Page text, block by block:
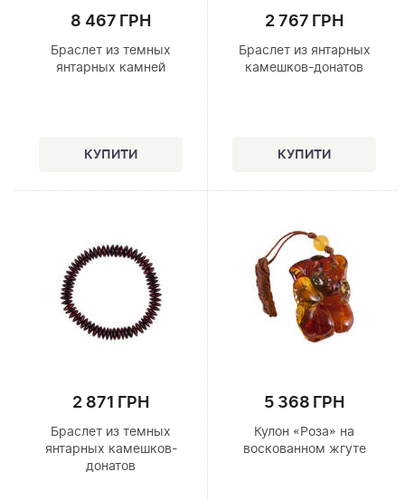
8 467 ГРН
Браслет из темных
янтарных камней
2 767 ГРН
Браслет из янтарных
камешков-донатов
2 871 ГРН
Браслет из темных
янтарных камешков-
донатов
5 368 ГРН
Кулон «Роза» на
воскованном жгуте